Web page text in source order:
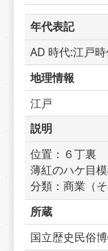
年代表記
AD 時代:江戸
地理情報
江戸
説明
位置：６丁裏
薄紅のハケ
分類：商業（
所蔵
国立歴史民俗